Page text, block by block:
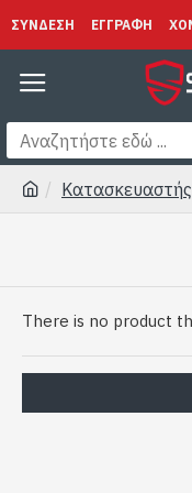
ΣΥΝΔΕΣΗ ΕΓΓΡΑΦΗ
Κατασκευαστής
There is no product